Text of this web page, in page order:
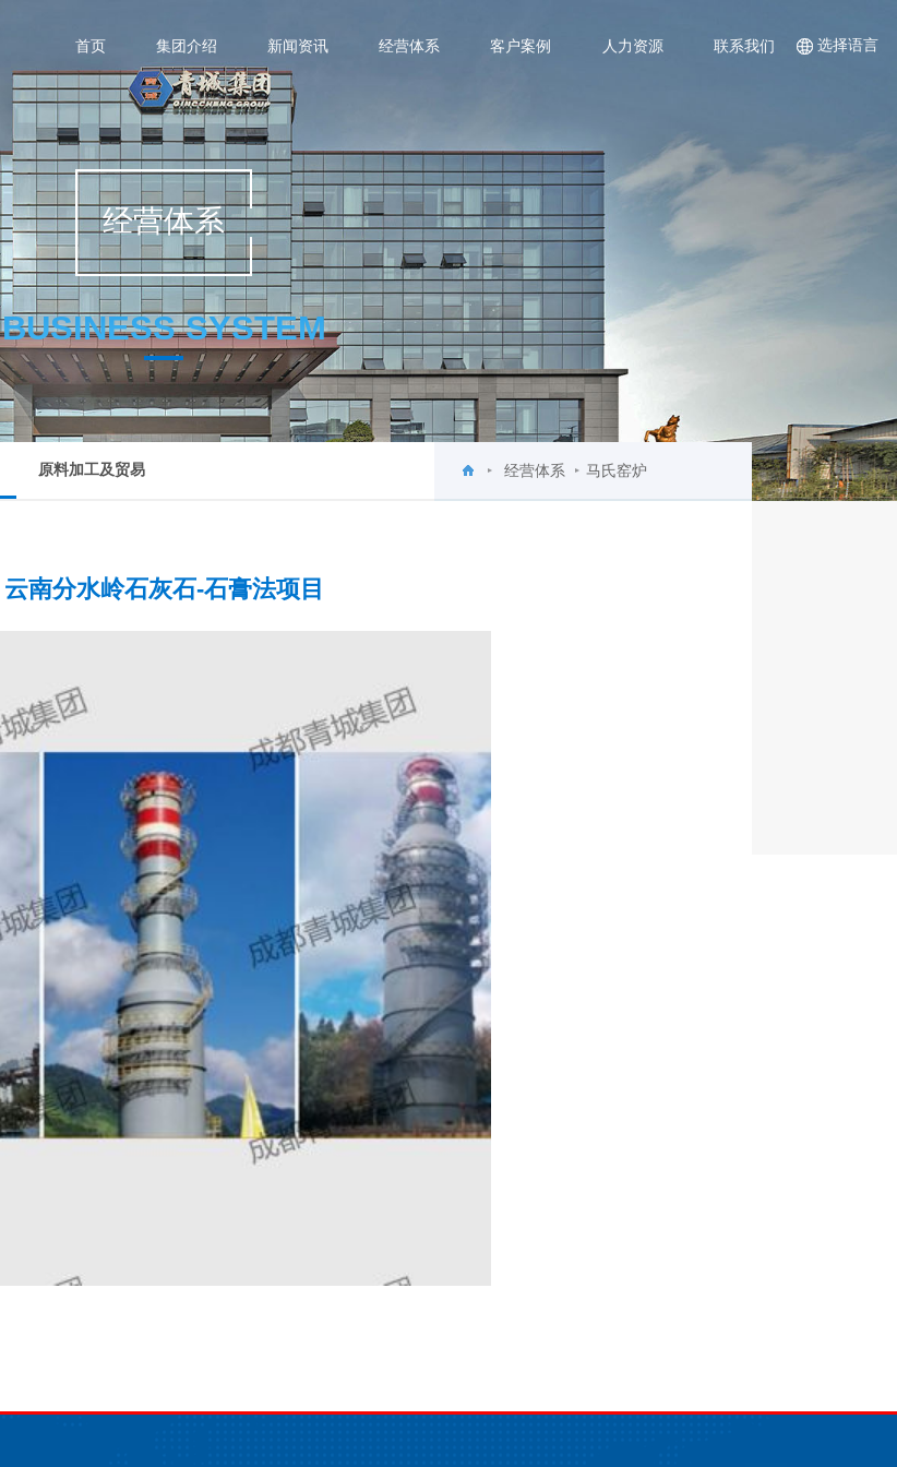
首页 集团介绍 新闻资讯 经营体系 客户案例 人力资源 联系我们 选择语言
经营体系
BUSINESS SYSTEM
原料加工及贸易 经营体系 马氏窑炉
云南分水岭石灰石-石膏法项目